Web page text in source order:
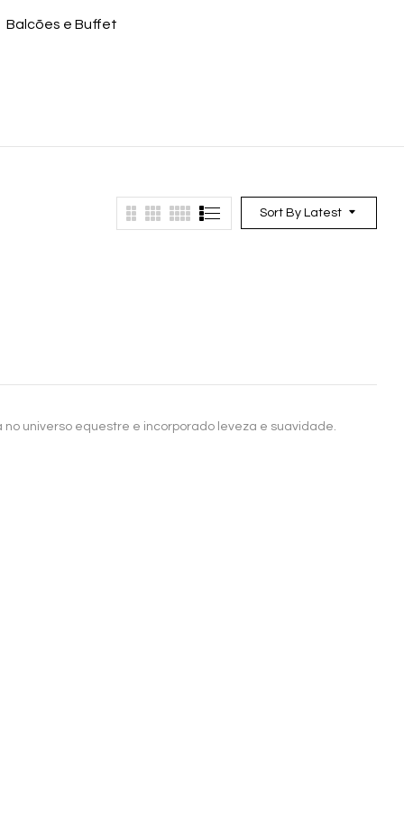
Balcões e Buffet
Sort By Latest
no universo equestre e incorporado leveza e suavidade.